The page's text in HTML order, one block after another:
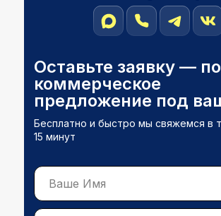
Оставьте заявку —
коммерческое
предложение под
Бесплатно и быстро мы свяжемся в
15 минут